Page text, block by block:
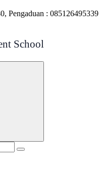
Pengaduan : 085126495339
School